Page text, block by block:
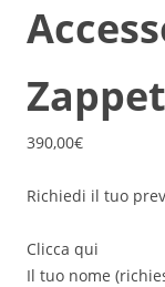
390,00€
Richiedi il tuo
Clicca qui
Il tuo nome